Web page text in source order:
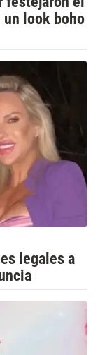
look boho
legales a